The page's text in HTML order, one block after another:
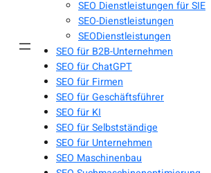
SEO Dienstleistungen für SIE
SEO-Dienstleistungen
SEODienstleistungen
SEO für B2B-Unternehmen
SEO für ChatGPT
SEO für Firmen
SEO für Geschäftsführer
SEO für KI
SEO für Selbstständige
SEO für Unternehmen
SEO Maschinenbau